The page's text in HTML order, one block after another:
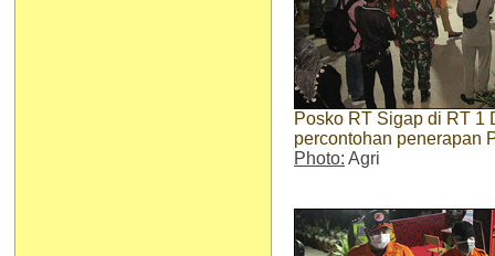
Posko RT Sigap di RT 1
percontohan penerapan
Photo: Agri